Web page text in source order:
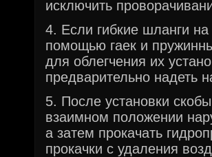
исключить
4. Если гибкие шланги
помощью гаек и
для облегчения их
предварительно надеть
5. После установки
взаимном положении
а затем прокачать
прокачки с удаления